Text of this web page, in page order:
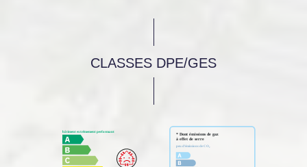
CLASSES DPE/GES